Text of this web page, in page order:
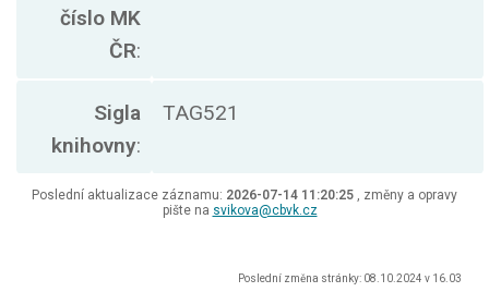
číslo MK
ČR:
Sigla
knihovny:
TAG521
Poslední aktualizace záznamu: 2026-07-14 11:20:25 , změny a opravy
pište na svikova@cbvk.cz
Poslední změna stránky: 08.10.2024 v 16.03